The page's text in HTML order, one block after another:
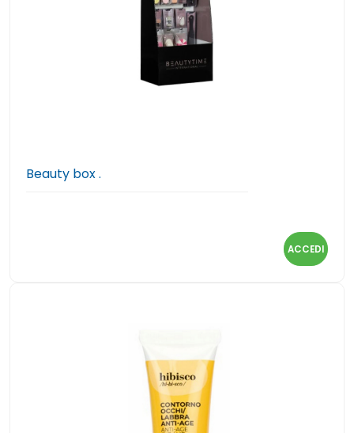
Beauty box .
ACCEDI